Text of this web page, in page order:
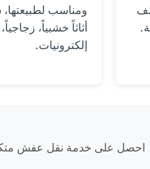
ومناسب
أثاثاً خشبياً،
إلكترونيات.
احصل على خدمة نقل عفش